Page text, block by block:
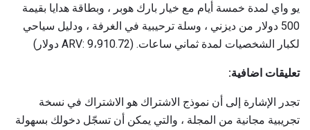
يو واي لمدة خمسة أيام مع خيار بارك هوبر ، وبطاقة هدايا بقيمة
500 دولار من ديزني ، وسلة ترحيبية في الغرفة ، ودليل سياحي
لكبار الشخصيات لمدة ثماني ساعات. (ARV: 9،910.72 دولار)
تعليقات اضافية:
تجدر الإشارة إلى أن نموذج الاشتراك هو الاشتراك في نسخة
تجريبية مجانية من المجلة ، والتي يمكن أن تسجّل دخولك بسهولة